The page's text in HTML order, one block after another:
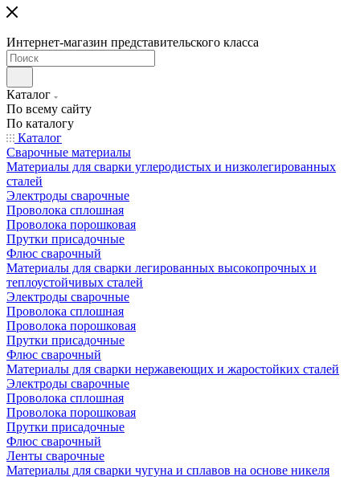
Интернет-магазин представительского класса
Каталог
По всему сайту
По каталогу
Каталог
Сварочные материалы
Материалы для сварки углеродистых и низколегированных
сталей
Электроды сварочные
Проволока сплошная
Проволока порошковая
Прутки присадочные
Флюс сварочный
Материалы для сварки легированных высокопрочных и
теплоустойчивых сталей
Электроды сварочные
Проволока сплошная
Проволока порошковая
Прутки присадочные
Флюс сварочный
Материалы для сварки нержавеющих и жаростойких сталей
Электроды сварочные
Проволока сплошная
Проволока порошковая
Прутки присадочные
Флюс сварочный
Ленты сварочные
Материалы для сварки чугуна и сплавов на основе никеля